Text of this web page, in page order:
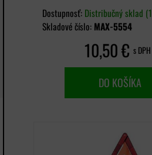
Dostupnosť: Distribučný sklad
Skladové číslo: MAX-5554
10,50 € s DPH
DO KOŠÍKA